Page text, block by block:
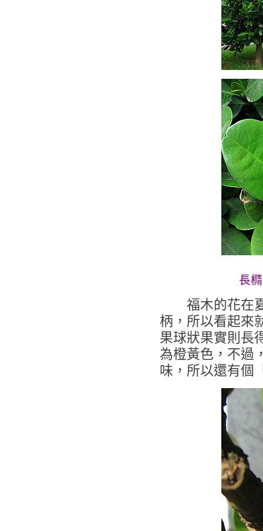
長
福木的花在夏
柄，所以看起來
果球狀果實則長
為橙黃色，不過
味，所以還有個